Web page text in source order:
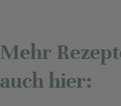
Mehr
auch hier: